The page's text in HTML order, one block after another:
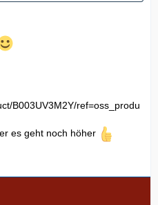
B003UV3M2Y/ref=oss_produ
es geht noch höher